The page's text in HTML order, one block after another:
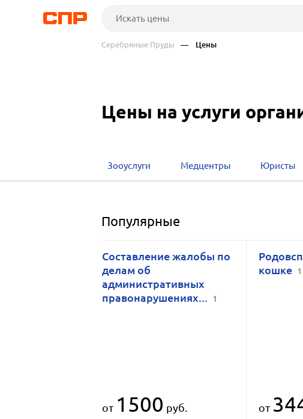
Серебряные Пруды — Цены
Цены на услуги
Зооуслуги Медцентры Юристы
Популярные
Составление жалобы по
делам об
административных
правонарушениях... 1
кошке 1
от 1500 руб. от